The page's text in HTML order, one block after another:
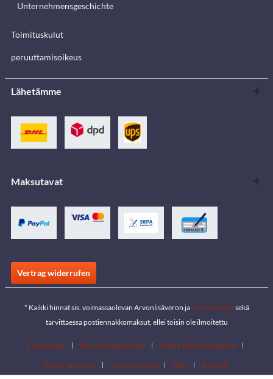
Unternehmensgeschichte
Toimituskulut
peruuttamisoikeus
Lähetämme
Maksutavat
Vertrag widerrufen
* Kaikki hinnat sis. voimassaolevan Arvonlisäveron jatoimituskulutsekä
tarvittaessa postiennakkomaksut, ellei toisin ole ilmoitettu
Latausalue Myymäläpaikannin
Ryhdy jälleenmyyjäksi
Lataa luettelot
yhteyshenkilö Jobs Sijainnit